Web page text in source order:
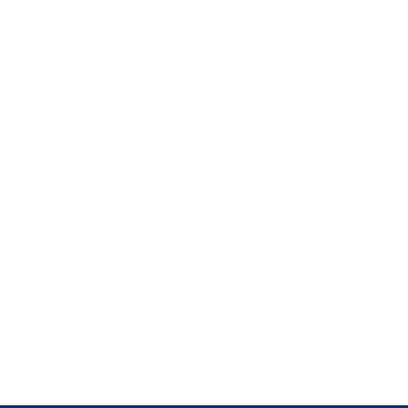
Régie publicitaire